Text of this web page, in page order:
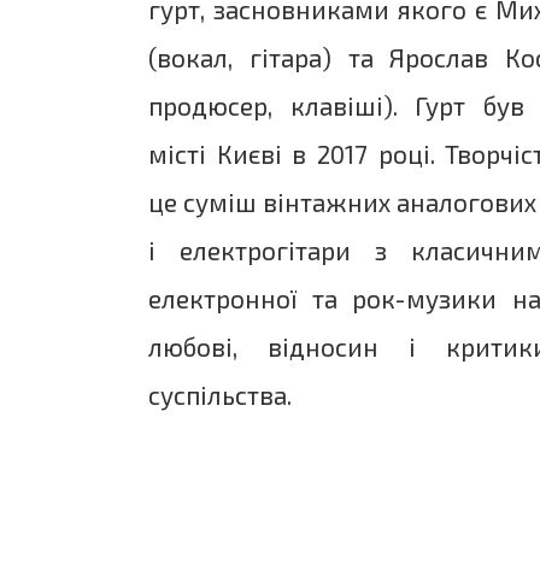
гурт, засновниками якого є
(вокал, гітара) та Ярослав
продюсер, клавіші). Гурт
місті Києві в 2017 році.
це суміш вінтажних аналогових
і електрогітари з
електронної та рок-музики
любові, відносин і
суспільства.